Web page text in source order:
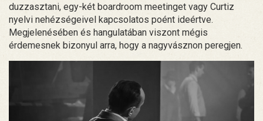
duzzasztani, egy-két boardroom meetinget vagy Curtiz
nyelvi nehézségeivel kapcsolatos poént ideértve.
Megjelenésében és hangulatában viszont mégis
érdemesnek bizonyul arra, hogy a nagyvásznon peregjen.